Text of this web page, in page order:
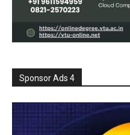
Sponsor Ads 4